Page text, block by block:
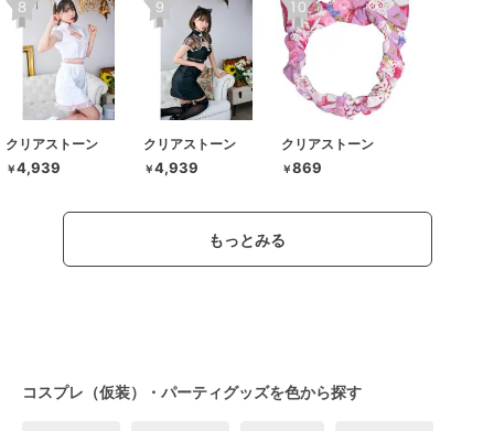
クリアストーン
￥4,939
クリアストーン
￥4,939
クリアストーン
￥869
もっとみる
コスプレ（仮装）・パーティグッズを色から探す